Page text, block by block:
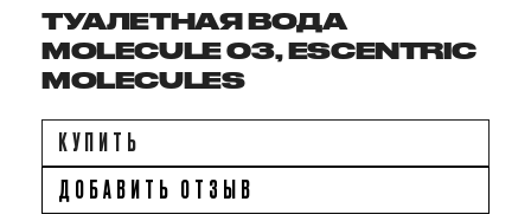
ТУАЛЕТНАЯ ВОДА
MOLECULE 03, ESCENTRIC
MOLECULES
КУПИТЬ
ДОБАВИТЬ ОТЗЫВ